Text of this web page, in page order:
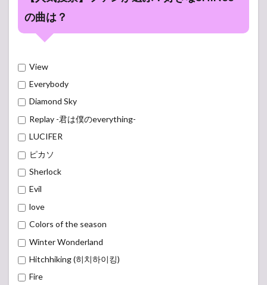
の曲は？
View
Everybody
Diamond Sky
Replay -君は僕のeverything-
LUCIFER
ピカソ
Sherlock
Evil
love
Colors of the season
Winter Wonderland
Hitchhiking (히치하이킹)
Fire